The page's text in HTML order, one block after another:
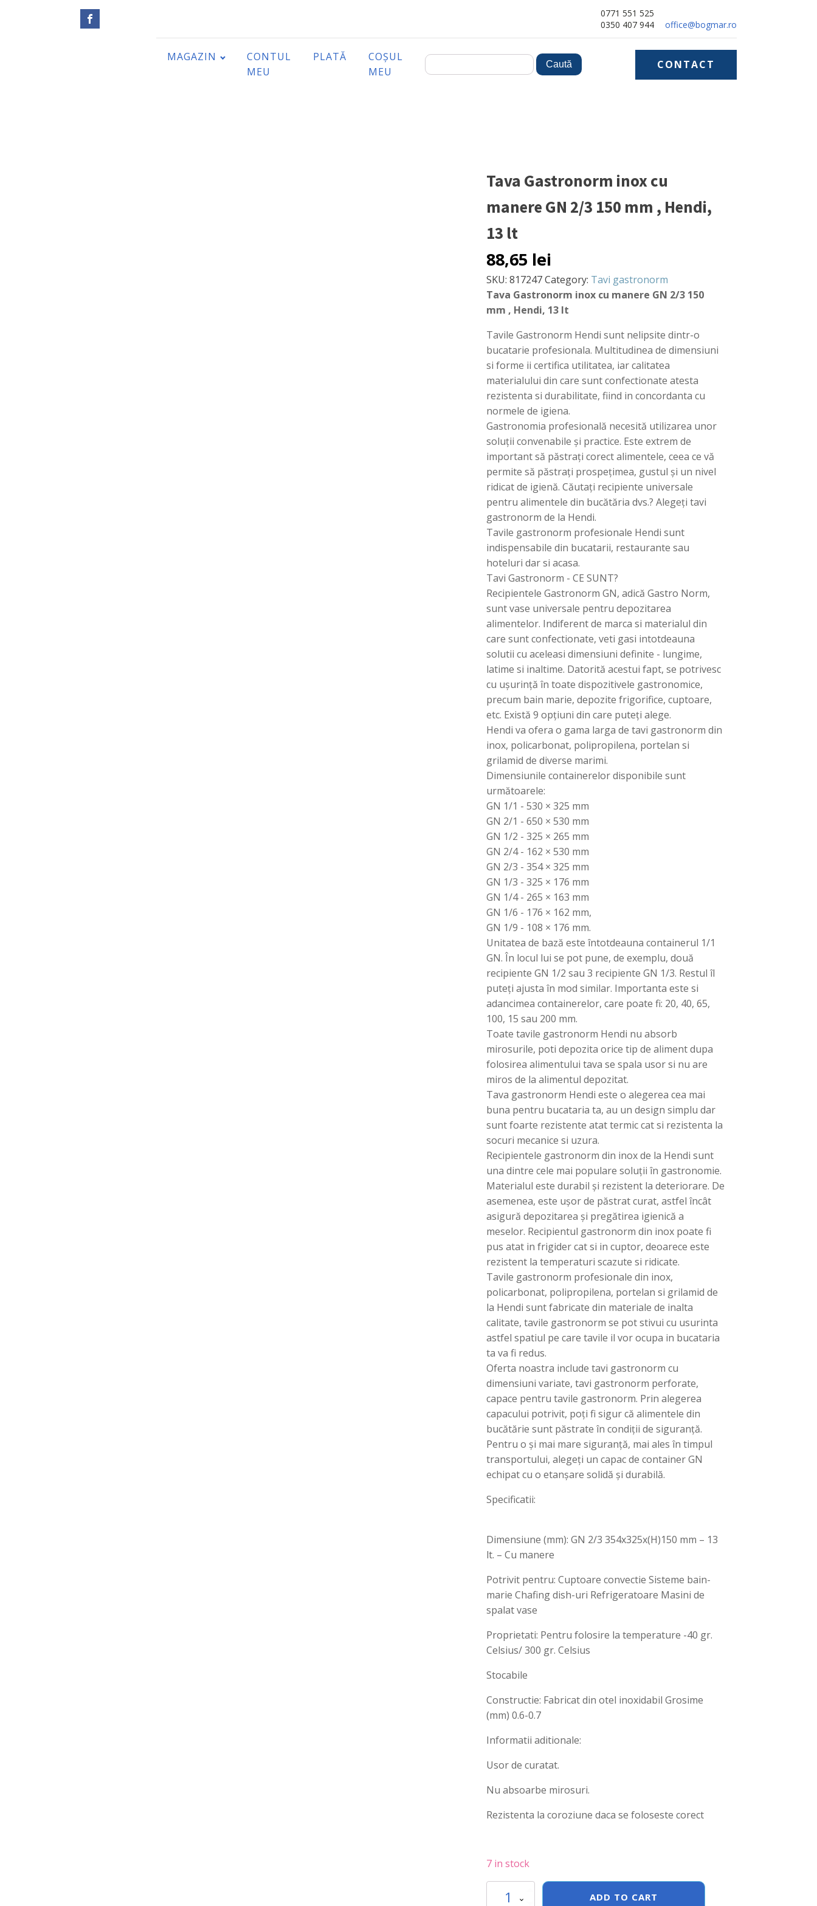
0771 551 525
0350 407 944
office@bogmar.ro
MAGAZIN
CONTUL
MEU
PLATĂ
COȘUL
MEU
CONTACT
Tava Gastronorm inox cu
manere GN 2/3 150 mm , Hendi,
13 lt
88,65 lei
SKU: 817247Category: Tavi gastronorm
Tava Gastronorm inox cu manere GN 2/3 150
mm , Hendi, 13 lt
Tavile Gastronorm Hendi sunt nelipsite dintr-o
bucatarie profesionala. Multitudinea de dimensiuni
si forme ii certifica utilitatea, iar calitatea
materialului din care sunt confectionate atesta
rezistenta si durabilitate, fiind in concordanta cu
normele de igiena.
Gastronomia profesională necesită utilizarea unor
soluții convenabile și practice. Este extrem de
important să păstrați corect alimentele, ceea ce vă
permite să păstrați prospețimea, gustul și un nivel
ridicat de igienă. Căutați recipiente universale
pentru alimentele din bucătăria dvs.? Alegeți tavi
gastronorm de la Hendi.
Tavile gastronorm profesionale Hendi sunt
indispensabile din bucatarii, restaurante sau
hoteluri dar si acasa.
Tavi Gastronorm - CE SUNT?
Recipientele Gastronorm GN, adică Gastro Norm,
sunt vase universale pentru depozitarea
alimentelor. Indiferent de marca si materialul din
care sunt confectionate, veti gasi intotdeauna
solutii cu aceleasi dimensiuni definite - lungime,
latime si inaltime. Datorită acestui fapt, se potrivesc
cu ușurință în toate dispozitivele gastronomice,
precum bain marie, depozite frigorifice, cuptoare,
etc. Există 9 opțiuni din care puteți alege.
Hendi va ofera o gama larga de tavi gastronorm din
inox, policarbonat, polipropilena, portelan si
grilamid de diverse marimi.
Dimensiunile containerelor disponibile sunt
următoarele:
GN 1/1 - 530 × 325 mm
GN 2/1 - 650 × 530 mm
GN 1/2 - 325 × 265 mm
GN 2/4 - 162 × 530 mm
GN 2/3 - 354 × 325 mm
GN 1/3 - 325 × 176 mm
GN 1/4 - 265 × 163 mm
GN 1/6 - 176 × 162 mm,
GN 1/9 - 108 × 176 mm.
Unitatea de bază este întotdeauna containerul 1/1
GN. În locul lui se pot pune, de exemplu, două
recipiente GN 1/2 sau 3 recipiente GN 1/3. Restul îl
puteți ajusta în mod similar. Importanta este si
adancimea containerelor, care poate fi: 20, 40, 65,
100, 15 sau 200 mm.
Toate tavile gastronorm Hendi nu absorb
mirosurile, poti depozita orice tip de aliment dupa
folosirea alimentului tava se spala usor si nu are
miros de la alimentul depozitat.
Tava gastronorm Hendi este o alegerea cea mai
buna pentru bucataria ta, au un design simplu dar
sunt foarte rezistente atat termic cat si rezistenta la
socuri mecanice si uzura.
Recipientele gastronorm din inox de la Hendi sunt
una dintre cele mai populare soluții în gastronomie.
Materialul este durabil și rezistent la deteriorare. De
asemenea, este ușor de păstrat curat, astfel încât
asigură depozitarea și pregătirea igienică a
meselor. Recipientul gastronorm din inox poate fi
pus atat in frigider cat si in cuptor, deoarece este
rezistent la temperaturi scazute si ridicate.
Tavile gastronorm profesionale din inox,
policarbonat, polipropilena, portelan si grilamid de
la Hendi sunt fabricate din materiale de inalta
calitate, tavile gastronorm se pot stivui cu usurinta
astfel spatiul pe care tavile il vor ocupa in bucataria
ta va fi redus.
Oferta noastra include tavi gastronorm cu
dimensiuni variate, tavi gastronorm perforate,
capace pentru tavile gastronorm. Prin alegerea
capacului potrivit, poți fi sigur că alimentele din
bucătărie sunt păstrate în condiții de siguranță.
Pentru o și mai mare siguranță, mai ales în timpul
transportului, alegeți un capac de container GN
echipat cu o etanșare solidă și durabilă.
Specificatii:
Dimensiune (mm): GN 2/3 354x325x(H)150 mm – 13
lt. – Cu manere
Potrivit pentru: Cuptoare convectie Sisteme bain-
marie Chafing dish-uri Refrigeratoare Masini de
spalat vase
Proprietati: Pentru folosire la temperature -40 gr.
Celsius/ 300 gr. Celsius
Stocabile
Constructie: Fabricat din otel inoxidabil Grosime
(mm) 0.6-0.7
Informatii aditionale:
Usor de curatat.
Nu absoarbe mirosuri.
Rezistenta la coroziune daca se foloseste corect
7 in stock
Gastronorm
ADD TO CART